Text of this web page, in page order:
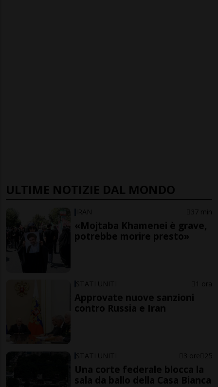
ULTIME NOTIZIE DAL MONDO
IRAN 37 min
«Mojtaba Khamenei è grave,
potrebbe morire presto»
STATI UNITI 1 ora
Approvate nuove sanzioni
contro Russia e Iran
STATI UNITI 3 ore 25
Una corte federale blocca la
sala da ballo della Casa Bianca